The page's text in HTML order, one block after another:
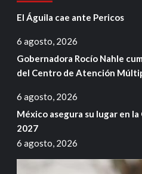
El Águila cae ante Pericos
6 agosto, 2026
Gobernadora Rocío Nahle
del Centro de Atención
6 agosto, 2026
México asegura su lugar en la
2027
6 agosto, 2026